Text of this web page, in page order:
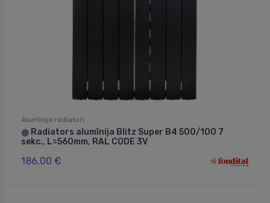
Alumīnija radiatori
⬤ Radiators alumīnija Blitz Super B4 500/100 7
sekc., L=560mm, RAL CODE 3V
186.00 €